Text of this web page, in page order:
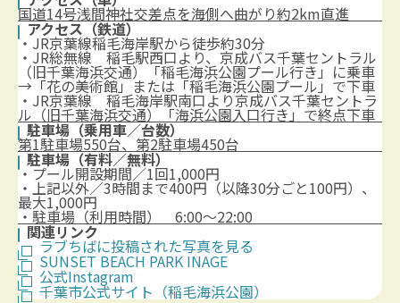
国道14号浅間神社交差点を海側へ曲がり約2km直進
アクセス（鉄道）
・JR京葉線稲毛海岸駅から徒歩約30分
・JR総無線 稲毛駅西口より、京成バス千葉セントラル
（旧千葉海浜交通）「稲毛海浜公園プール行き」に乗車
→「花の美術館」または「稲毛海浜公園プール」で下車
・JR京葉線 稲毛海岸駅南口より京成バス千葉セントラ
ル（旧千葉海浜交通）「海浜公園入口行き」で終点下車
駐車場（乗用車／台数）
第1駐車場550台、第2駐車場450台
駐車場（有料／無料）
・プール開設期間／1回1,000円
・上記以外／3時間まで400円（以降30分ごと100円）、
最大1,000円
・駐車場（利用時間） 6:00～22:00
関連リンク
ラブちばに投稿された写真を見る
SUNSET BEACH PARK INAGE
公式Instagram
千葉市公式サイト（稲毛海浜公園）